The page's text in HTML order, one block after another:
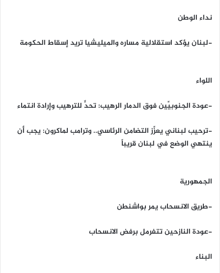
نداء الوطن
-لبنان يؤكد استقلالية مساره والميليشيا تريد إسقاط الحكومة
اللواء
-عودة الجنوبيِّين فوق الدمار الرهيب: تحدٍّ للترهيب وإرادة انتماء
-ترحيب لبناني يعزِّز التضامن الرئاسي.. وترامب لماكرون: يجب أن
ينتهي الوضع في لبنان قريباً
الجمهورية
-طريق الانسحاب يمر بواشنطن
-عودة النازحين تتفرمل برفض الانسحاب
البناء